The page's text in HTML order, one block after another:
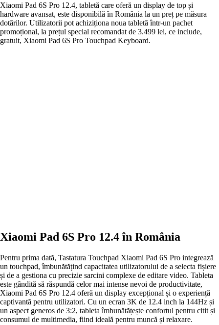
Xiaomi Pad 6S Pro 12.4, tabletă care oferă un display de top și
hardware avansat, este disponibilă în România la un preț pe măsura
dotărilor. Utilizatorii pot achiziționa noua tabletă într-un pachet
promoțional, la prețul special recomandat de 3.499 lei, ce include,
gratuit, Xiaomi Pad 6S Pro Touchpad Keyboard.
Xiaomi Pad 6S Pro 12.4 în România
Pentru prima dată, Tastatura Touchpad Xiaomi Pad 6S Pro integrează
un touchpad, îmbunătățind capacitatea utilizatorului de a selecta fișiere
și de a gestiona cu precizie sarcini complexe de editare video. Tableta
este gândită să răspundă celor mai intense nevoi de productivitate,
Xiaomi Pad 6S Pro 12.4 oferă un display excepțional și o experiență
captivantă pentru utilizatori. Cu un ecran 3K de 12.4 inch la 144Hz și
un aspect generos de 3:2, tableta îmbunătățește confortul pentru citit și
consumul de multimedia, fiind ideală pentru muncă și relaxare.